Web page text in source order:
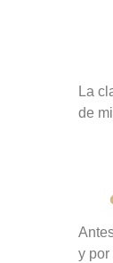
La
de
y por